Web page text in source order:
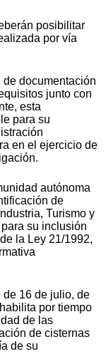
posibilitar
por vía
documentación
junto con
esta
para su
en el ejercicio de
autónoma
de
Turismo y
su inclusión
la Ley 21/1992,
de 16 de julio, de
por tiempo
de las
de cisternas
de su